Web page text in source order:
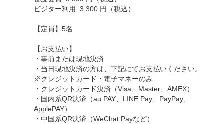
ビジター利用: 3,300 円（税込）
【定員】5名
【お支払い】
・事前または現地決済
・当日現地決済の方は、下記にてお支払いください。
※クレジットカード・電子マネーのみ
・クレジットカード決済（Visa、Master、AMEX）
・国内系QR決済（au PAY、LINE Pay、PayPay、
ApplePAY）
・中国系QR決済（WeChat Payなど）